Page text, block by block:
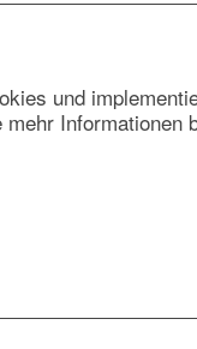
und
Informationen